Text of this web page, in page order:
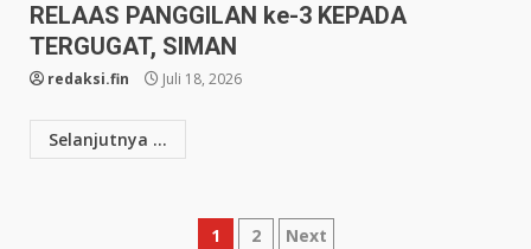
RELAAS PANGGILAN ke-3 KEPADA
TERGUGAT, SIMAN
redaksi.fin Juli 18, 2026
Selanjutnya ...
Paginasi
1 2 Next